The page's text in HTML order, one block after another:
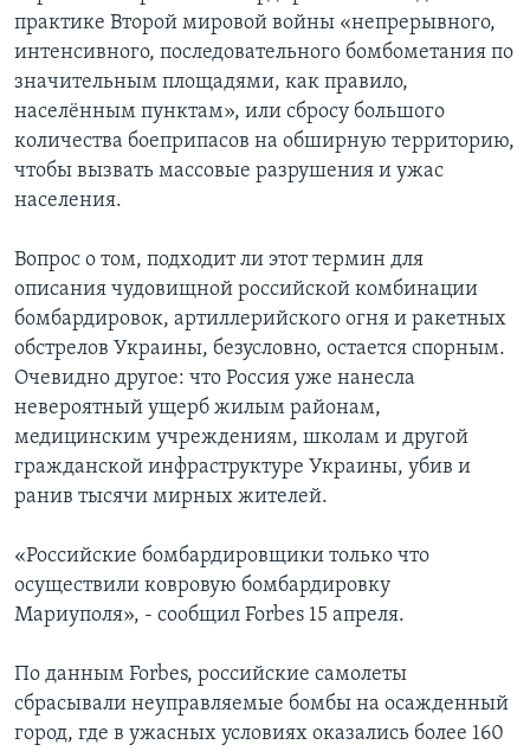
практике Второй мировой войны «непрерывного,
интенсивного, последовательного бомбометания по
значительным площадями, как правило,
населённым пунктам», или сбросу большого
количества боеприпасов на обширную территорию,
чтобы вызвать массовые разрушения и ужас
населения.
Вопрос о том, подходит ли этот термин для
описания чудовищной российской комбинации
бомбардировок, артиллерийского огня и ракетных
обстрелов Украины, безусловно, остается спорным.
Очевидно другое: что Россия уже нанесла
невероятный ущерб жилым районам,
медицинским учреждениям, школам и другой
гражданской инфраструктуре Украины, убив и
ранив тысячи мирных жителей.
«Российские бомбардировщики только что
осуществили ковровую бомбардировку
Мариуполя», - сообщил Forbes 15 апреля.
По данным Forbes, российские самолеты
сбрасывали неуправляемые бомбы на осажденный
город, где в ужасных условиях оказались более 160